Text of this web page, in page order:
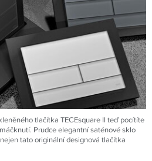
tlačítka TECEsquare II teď pocítíte
Prudce elegantní saténové sklo
tato originální designová tlačítka